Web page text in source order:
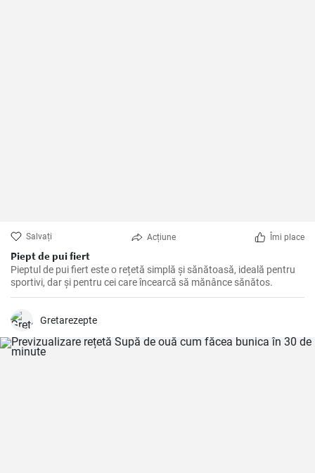
Salvați Acțiune Îmi place
Piept de pui fiert
Pieptul de pui fiert este o rețetă simplă și sănătoasă, ideală pentru
sportivi, dar și pentru cei care încearcă să mănânce sănătos.
Gretarezepte